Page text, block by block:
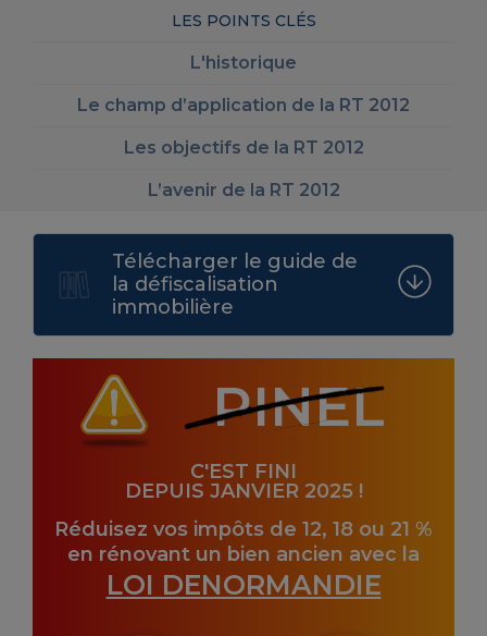
LES POINTS CLÉS
L'historique
Le champ d’application de la RT 2012
Les objectifs de la RT 2012
L’avenir de la RT 2012
PINEL
C'EST FINI
DEPUIS JANVIER 2025 !
Réduisez vos impôts de 12, 18 ou 21 %
en rénovant un bien ancien avec la
LOI DENORMANDIE
Télécharger le guide de
la défiscalisation
immobilière